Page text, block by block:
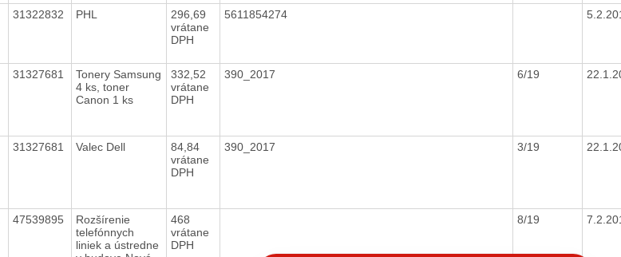
31322832 PHL
296,69
vrátane
DPH
5611854274
31327681
Tonery Samsung
4 ks, toner
Canon 1 ks
332,52
vrátane
DPH
390_2017 6/19
31327681 Valec Dell
84,84
vrátane
DPH
390_2017 3/19
47539895
Rozšírenie
telefónnych
liniek a ústredne
468
vrátane
DPH
8/19